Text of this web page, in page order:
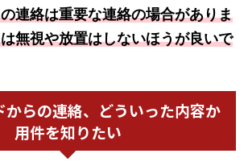
連絡は重要な連絡の場合がありま
無視や放置はしないほうが良いで
からの連絡、どういった内容か
用件を知りたい